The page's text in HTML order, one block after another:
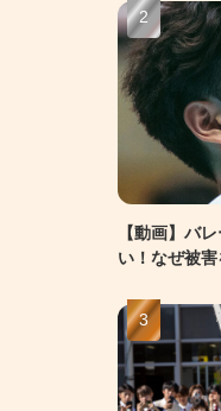
【動画】バ
い！なぜ被